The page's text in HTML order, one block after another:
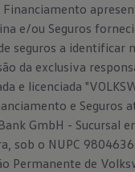
Financiamento
e/ou Seguros
seguros a identificar
da exclusiva
e licenciada
e Seguros
GmbH - Sucursal
sob o NUPC
Permanente de